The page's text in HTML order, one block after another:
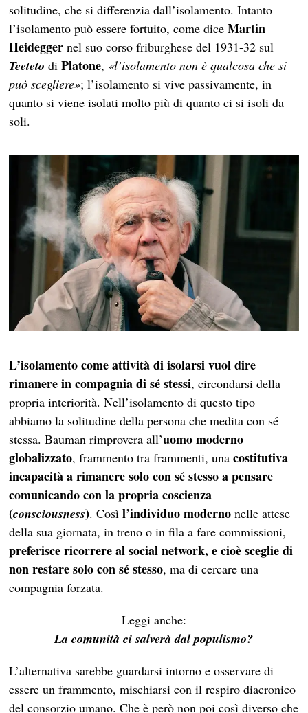
solitudine, che si differenzia dall’isolamento. Intanto
l’isolamento può essere fortuito, come dice Martin
Heidegger nel suo corso friburghese del 1931-32 sul
TeetetodiPlatone, «l’isolamento non è qualcosa che si
può scegliere»; l’isolamento si vive passivamente, in
quanto si viene isolati molto più di quanto ci si isoli da
soli.
L’isolamento come attività di isolarsi vuol dire
rimanere in compagnia di sé stessi, circondarsi della
propria interiorità. Nell’isolamento di questo tipo
abbiamo la solitudine della persona che medita con sé
stessa. Bauman rimprovera all’uomo moderno
globalizzato, frammento tra frammenti, unacostitutiva
incapacità a rimanere solo con sé stesso a pensare
comunicando con la propria coscienza
(consciousness). Cosìl’individuo modernonelle attese
della sua giornata, in treno o in fila a fare commissioni,
preferisce ricorrere al social network, e cioè sceglie di
non restare solo con sé stesso, ma di cercare una
compagnia forzata.
Leggi anche:
La comunità ci salverà dal populismo?
L’alternativa sarebbe guardarsi intorno e osservare di
essere un frammento, mischiarsi con il respiro diacronico
del consorzio umano. Che è però non poi così diverso che